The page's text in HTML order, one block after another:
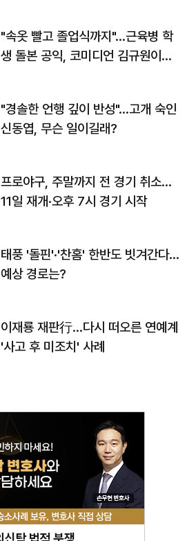
"속옷 빨고 졸업식까지"…근육병 학
생 돌본 공익, 코미디언 김규원이었
"경솔한 언행 깊이 반성"…고개 숙인
신동엽, 무슨 일이길래?
프로야구, 주말까지 전 경기 취소…
11일 재개·오후 7시 경기 시작
태풍 '돌핀'·'찬홈' 한반도 빗겨간다…
예상 경로는?
이재룡 재판行…다시 떠오른 연예계
'사고 후 미조치' 사례